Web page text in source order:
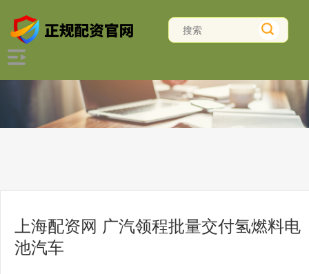
上海配资网 广汽领程批量交付氢燃料电
池汽车